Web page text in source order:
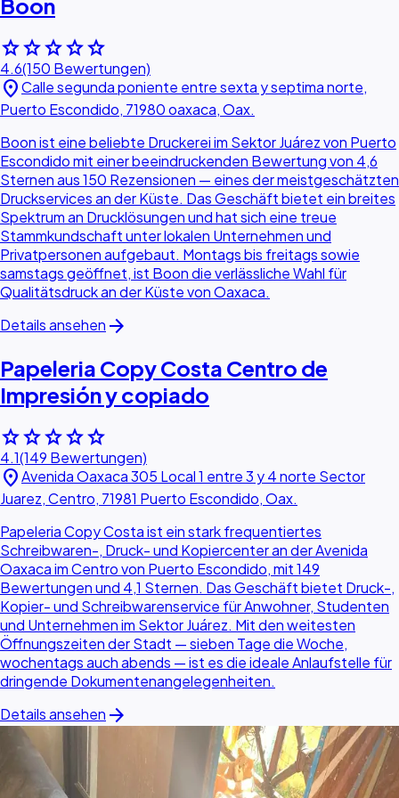
Boon
starstarstarstarstar
4.6(150 Bewertungen)
location_onCalle segunda poniente entre sexta y septima norte,
Puerto Escondido, 71980 oaxaca, Oax.
Boon ist eine beliebte Druckerei im Sektor Juárez von Puerto
Escondido mit einer beeindruckenden Bewertung von 4,6
Sternen aus 150 Rezensionen — eines der meistgeschätzten
Druckservices an der Küste. Das Geschäft bietet ein breites
Spektrum an Drucklösungen und hat sich eine treue
Stammkundschaft unter lokalen Unternehmen und
Privatpersonen aufgebaut. Montags bis freitags sowie
samstags geöffnet, ist Boon die verlässliche Wahl für
Qualitätsdruck an der Küste von Oaxaca.
Details ansehen arrow_forward
Papeleria Copy Costa Centro de
Impresión y copiado
starstarstarstarstar
4.1(149 Bewertungen)
location_onAvenida Oaxaca 305 Local 1 entre 3 y 4 norte Sector
Juarez, Centro, 71981 Puerto Escondido, Oax.
Papeleria Copy Costa ist ein stark frequentiertes
Schreibwaren-, Druck- und Kopiercenter an der Avenida
Oaxaca im Centro von Puerto Escondido, mit 149
Bewertungen und 4,1 Sternen. Das Geschäft bietet Druck-,
Kopier- und Schreibwarenservice für Anwohner, Studenten
und Unternehmen im Sektor Juárez. Mit den weitesten
Öffnungszeiten der Stadt — sieben Tage die Woche,
wochentags auch abends — ist es die ideale Anlaufstelle für
dringende Dokumentenangelegenheiten.
Details ansehen arrow_forward